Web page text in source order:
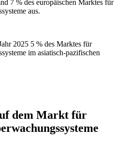
7 % des europäischen Marktes für
aus.
2025 5 % des Marktes für
im asiatisch-pazifischen
dem Markt für